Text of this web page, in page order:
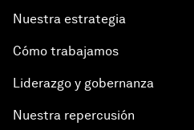
Nuestra estrategia
Cómo trabajamos
Liderazgo y gobernanza
Nuestra repercusión